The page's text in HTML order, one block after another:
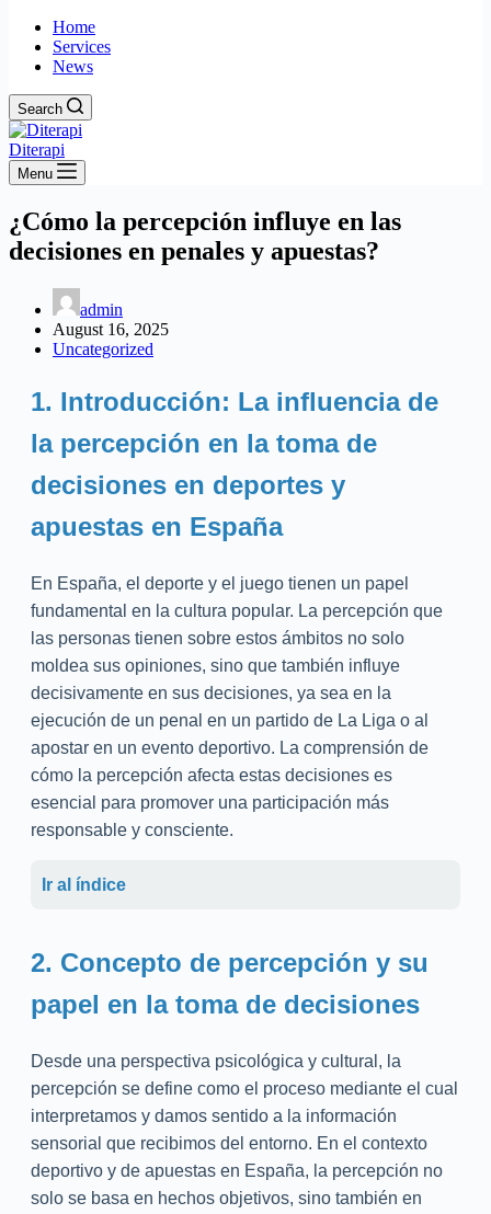
Home
Services
News
Search
Diterapi
Menu
¿Cómo la percepción influye en las
decisiones en penales y apuestas?
admin
August 16, 2025
Uncategorized
1. Introducción: La influencia de
la percepción en la toma de
decisiones en deportes y
apuestas en España
En España, el deporte y el juego tienen un papel
fundamental en la cultura popular. La percepción que
las personas tienen sobre estos ámbitos no solo
moldea sus opiniones, sino que también influye
decisivamente en sus decisiones, ya sea en la
ejecución de un penal en un partido de La Liga o al
apostar en un evento deportivo. La comprensión de
cómo la percepción afecta estas decisiones es
esencial para promover una participación más
responsable y consciente.
Ir al índice
2. Concepto de percepción y su
papel en la toma de decisiones
Desde una perspectiva psicológica y cultural, la
percepción se define como el proceso mediante el cual
interpretamos y damos sentido a la información
sensorial que recibimos del entorno. En el contexto
deportivo y de apuestas en España, la percepción no
solo se basa en hechos objetivos, sino también en